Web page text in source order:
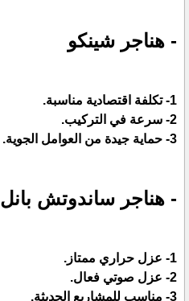
- هناجر شينكو
1- تكلفة اقتصادية مناسبة.
2- سرعة في التركيب.
3- حماية جيدة من العوامل الجوية.
- هناجر ساندوتش بانل
1- عزل حراري ممتاز.
2- عزل صوتي فعال.
3- مناسب للمشاريع الحديثة.